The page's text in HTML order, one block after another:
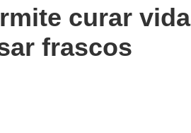
curar vida
frascos